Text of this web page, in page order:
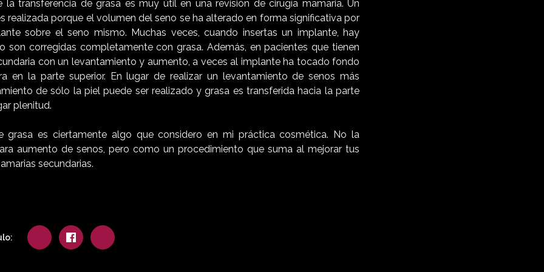
la transferencia de grasa es muy útil en una revisión de cirugía mamaria. Un
realizada porque el volumen del seno se ha alterado en forma significativa por
sobre el seno mismo. Muchas veces, cuando insertas un implante, hay
son corregidas completamente con grasa. Además, en pacientes que tienen
con un levantamiento y aumento, a veces al implante ha tocado fondo
en la parte superior. En lugar de realizar un levantamiento de senos más
de sólo la piel puede ser realizado y grasa es transferida hacia la parte
plenitud.
grasa es ciertamente algo que considero en mi práctica cosmética. No la
aumento de senos, pero como un procedimiento que suma al mejorar tus
secundarias.